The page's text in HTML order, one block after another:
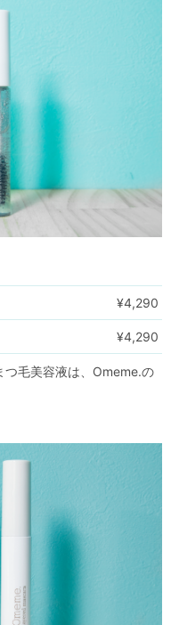
¥4,290
¥4,290
つ毛美容液は、Omeme.の